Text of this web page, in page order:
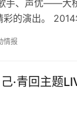
手、声优——大
彩的演出。
情报
·青回主题